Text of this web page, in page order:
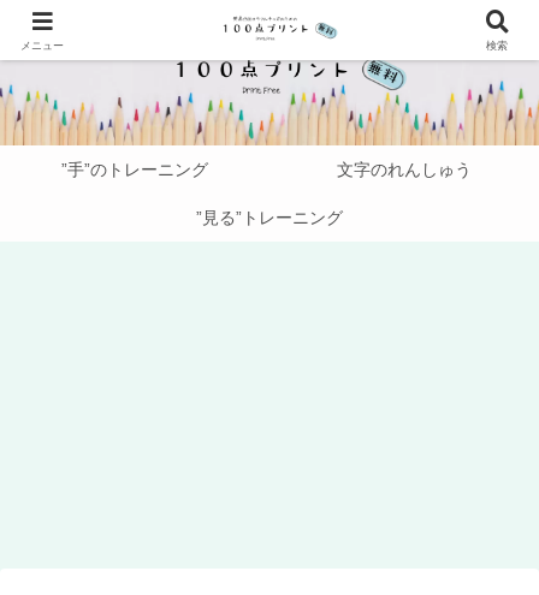
”手”のトレーニング 文字のれんしゅう
”見る”トレーニング
メニュー 検索